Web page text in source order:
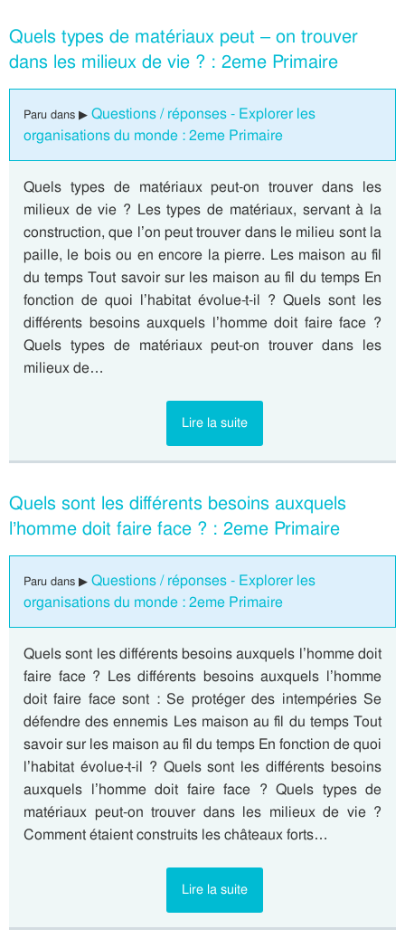
Quels types de matériaux peut – on trouver
dans les milieux de vie ? : 2eme Primaire
Paru dans ▶ Questions / réponses - Explorer les
organisations du monde : 2eme Primaire
Quels types de matériaux peut-on trouver dans les
milieux de vie ? Les types de matériaux, servant à la
construction, que l’on peut trouver dans le milieu sont la
paille, le bois ou en encore la pierre. Les maison au fil
du temps Tout savoir sur les maison au fil du temps En
fonction de quoi l’habitat évolue-t-il ? Quels sont les
différents besoins auxquels l’homme doit faire face ?
Quels types de matériaux peut-on trouver dans les
milieux de…
Lire la suite
Quels sont les différents besoins auxquels
l’homme doit faire face ? : 2eme Primaire
Paru dans ▶ Questions / réponses - Explorer les
organisations du monde : 2eme Primaire
Quels sont les différents besoins auxquels l’homme doit
faire face ? Les différents besoins auxquels l’homme
doit faire face sont : Se protéger des intempéries Se
défendre des ennemis Les maison au fil du temps Tout
savoir sur les maison au fil du temps En fonction de quoi
l’habitat évolue-t-il ? Quels sont les différents besoins
auxquels l’homme doit faire face ? Quels types de
matériaux peut-on trouver dans les milieux de vie ?
Comment étaient construits les châteaux forts…
Lire la suite